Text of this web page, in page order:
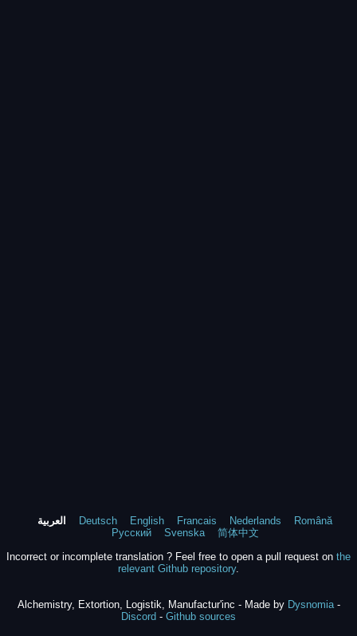
العربية Deutsch English Francais Nederlands
Română
Русский
Svenska
简体中文
Incorrect or incomplete translation ? Feel free to open a pull request on the
relevant Github repository.
Alchemistry, Extortion, Logistik, Manufactur'inc - Made by Dysnomia-
Discord - Github sources